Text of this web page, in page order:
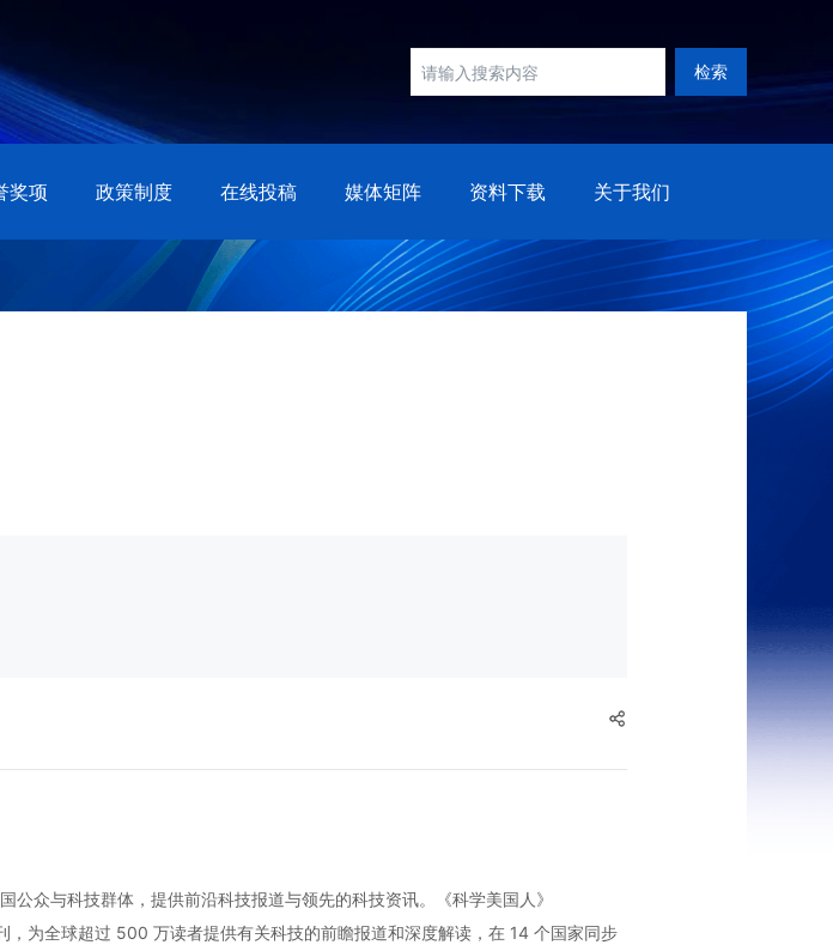
检索
奖项 政策制度 在线投稿 媒体矩阵 资料下载 关于我们
公众与科技群体，提供前沿科技报道与领先的科技资讯。《科学美国人》
为全球超过 500 万读者提供有关科技的前瞻报道和深度解读，在 14 个国家同步